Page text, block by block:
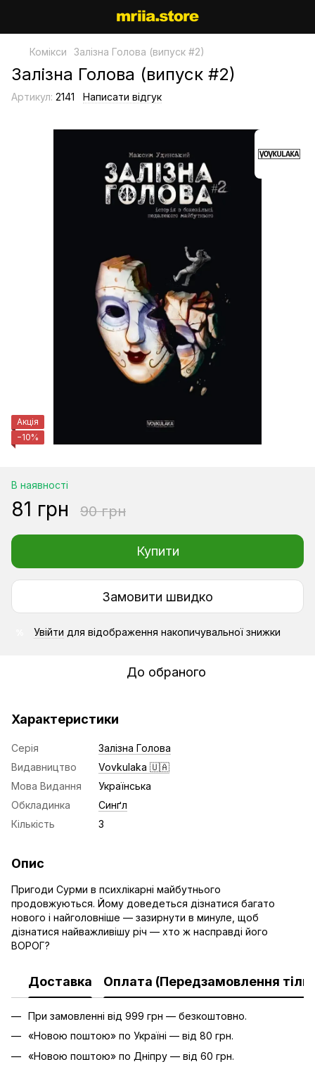
Комікси Залізна Голова (випуск #2)
Залізна Голова (випуск #2)
Артикул: 2141 Написати відгук
Акція
−10%
В наявності
81 грн 90 грн
Купити
Замовити швидко
Увійти для відображення накопичувальної знижки
До обраного
Характеристики
Серія
Залізна Голова
Видавництво
Vovkulaka 🇺🇦
Мова Видання
Українська
Обкладинка
Синґл
Кількість
3
Опис
Пригоди Сурми в психлікарні майбутнього
продовжуються. Йому доведеться дізнатися багато
нового і найголовніше — зазирнути в минуле, щоб
дізнатися найважливішу річ — хто ж насправді його
ВОРОГ?
Доставка Оплата (Передзамовлення
При замовленні від 999 грн — безкоштовно.
«Новою поштою» по Україні — від 80 грн.
«Новою поштою» по Дніпру — від 60 грн.